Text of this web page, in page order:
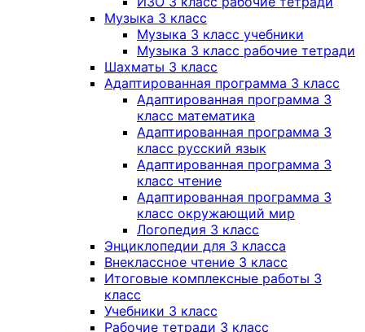
Музыка 3 класс
Музыка 3 класс учебники
Музыка 3 класс рабочие тетради
Шахматы 3 класс
Адаптированная программа 3 класс
Адаптированная программа 3
класс математика
Адаптированная программа 3
класс русский язык
Адаптированная программа 3
класс чтение
Адаптированная программа 3
класс окружающий мир
Логопедия 3 класс
Энциклопедии для 3 класса
Внеклассное чтение 3 класс
Итоговые комплексные работы 3
класс
Учебники 3 класс
Рабочие тетради 3 класс